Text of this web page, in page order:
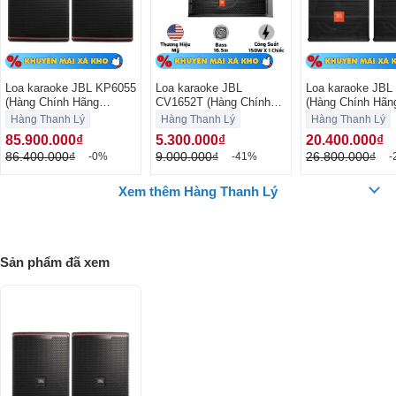
Loa karaoke JBL KP6055 được thiết kế hiện đại, trẻ trung và tinh tế.
Thùng loa chắc chắn, vỏ bọc loa được làm từ gỗ dán 15 mm với lớp
sơn bền giúp loa chống thấm và trầy xước, nhằm hạn chế tối đa bụi
Loa karaoke JBL KP6055
(Hàng Chính Hãng
Likenew)
Hàng Thanh Lý
85.900.000₫
86.400.000₫ -0%
Loa karaoke JBL
CV1652T (Hàng Chính
Hãng Likenew)
Hàng Thanh Lý
5.300.000₫
9.000.000₫ -41%
Loa karaoke JBL
(Hàng Chính
Likenew)
Hàng Thanh Lý
20.400.000₫
26.800.000₫ -
Xem thêm Hàng Thanh Lý
Sản phẩm đã xem